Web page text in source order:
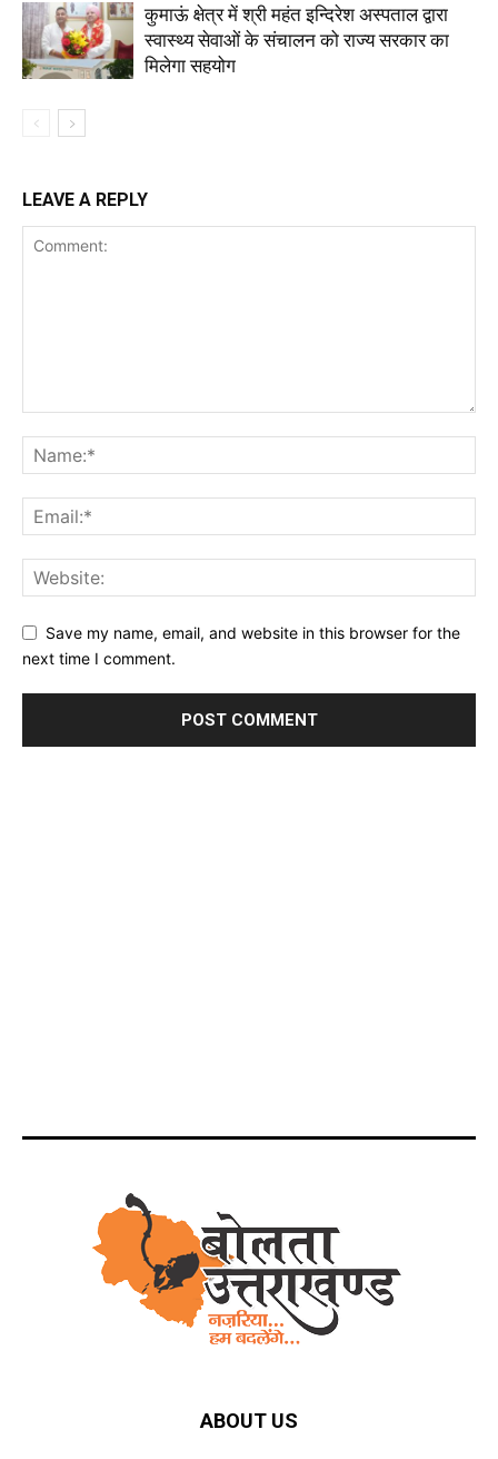
कुमाऊं क्षेत्र में श्री महंत इन्दिरेश अस्पताल द्वारा
स्वास्थ्य सेवाओं के संचालन को राज्य सरकार का
मिलेगा सहयोग
LEAVE A REPLY
Save my name, email, and website in this browser for the
next time I comment.
ABOUT US